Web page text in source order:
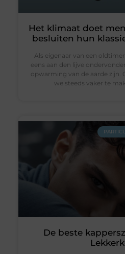
Het klimaat doet
besluiten hun
Als eigenaar van een
eens aan den lijve
opwarming van de aarde zijn.
we steeds vaker te
De beste